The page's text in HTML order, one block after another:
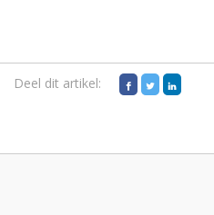
Deel dit artikel: